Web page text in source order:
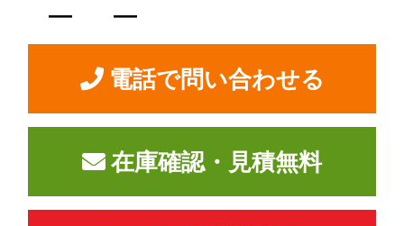
― ―
電話で問い合わせる
在庫確認・見積無料